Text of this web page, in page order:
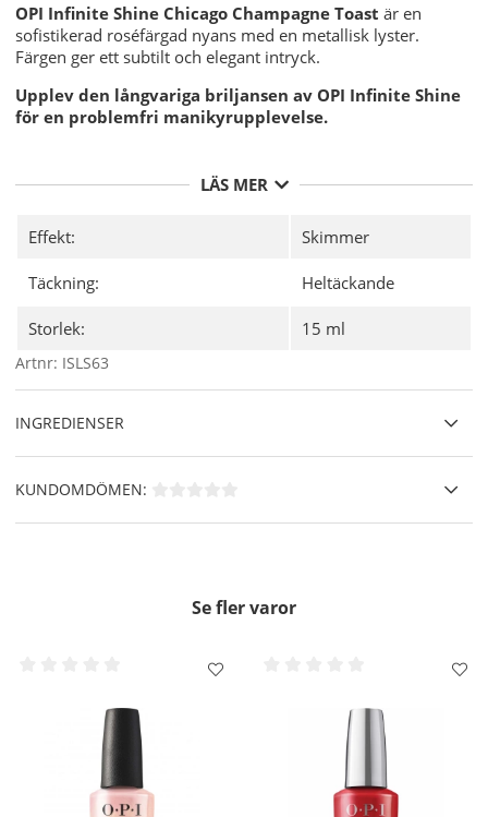
OPI Infinite Shine Chicago Champagne Toast är en
sofistikerad roséfärgad nyans med en metallisk lyster.
Färgen ger ett subtilt och elegant intryck.
Upplev den långvariga briljansen av OPI Infinite Shine
för en problemfri manikyrupplevelse.
Inget behov av UV-lampa.
Vegansk
och fri från animaliska ingredienser.
bred borste.
Användning:
Förbered dina naglar genom att trimma, fila och
polera.
Applicera ett tunt lager av Infinite Shine Gel-liknande
Applicera två tunna lager av din valda Infinite Shine-
nyans, och täck nagelns fria kant på varje lager. Låt
Avsluta med ett lager av Infinite Shine Gel-liknande
- Använd inte DripDry eller RapiDry Spray på
Infinite Shine. Infinite Shine är utformad för att fungera
användningen av dem kan leda till problem som bubblor,
ojämnheter och reducerad hållbarhet av nagellacket.
LÄS MER
Effekt: Skimmer
Täckning: Heltäckande
Storlek: 15 ml
Artnr: ISLS63
INGREDIENSER
KUNDOMDÖMEN:
Se fler varor